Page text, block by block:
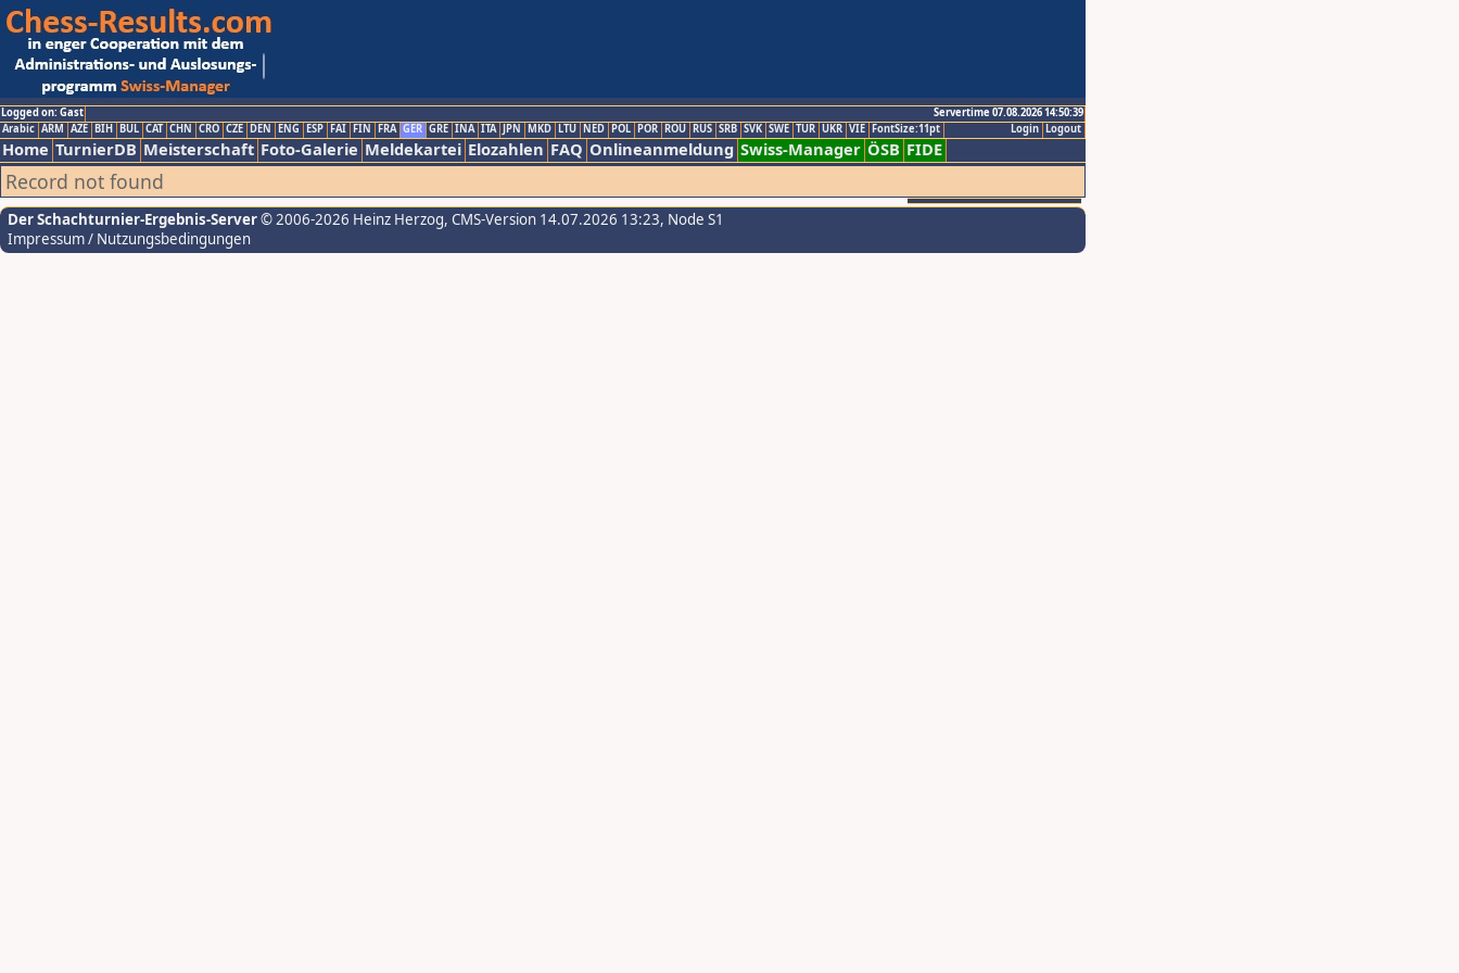
Logged on: Gast
Servertime 07.08.2026 14:50:39
Logout
Login
Arabic ARM AZE BIH BUL CAT CHN CRO CZE DEN ENG ESP FAI FIN FRA GER GRE INA ITA JPN MKD LTU NED POL POR ROU RUS SRB SVK SWE TUR UKR VIE FontSize:11pt
Home TurnierDB Meisterschaft Foto-Galerie Meldekartei Elozahlen FAQ Onlineanmeldung Swiss-Manager ÖSB FIDE
Record not found
Der Schachturnier-Ergebnis-Server© 2006-2026 Heinz Herzog, CMS-Version 14.07.2026 13:23, Node S1
Impressum / Nutzungsbedingungen